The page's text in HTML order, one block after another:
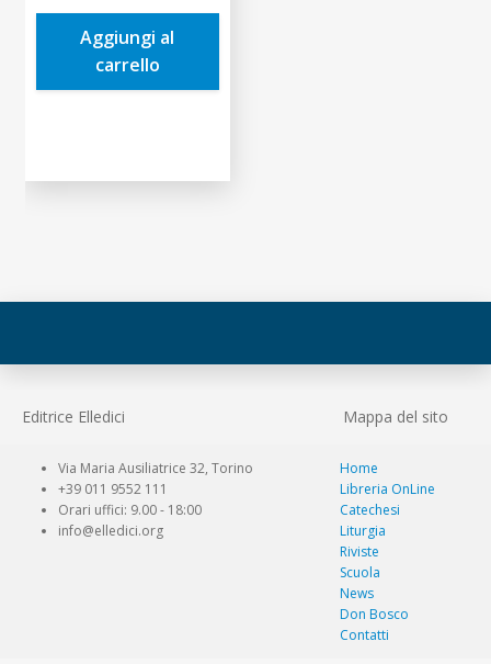
era:
5,00€.
è:
Aggiungi al
carrello
Editrice Elledici Mappa del sito
Via Maria Ausiliatrice 32, Torino
+39 011 9552 111
Orari uffici: 9.00 - 18:00
info@elledici.org
Home
Libreria OnLine
Catechesi
Liturgia
Riviste
Scuola
News
Don Bosco
Contatti